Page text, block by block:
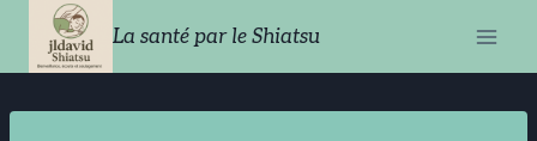
contenu
La santé par le Shiatsu